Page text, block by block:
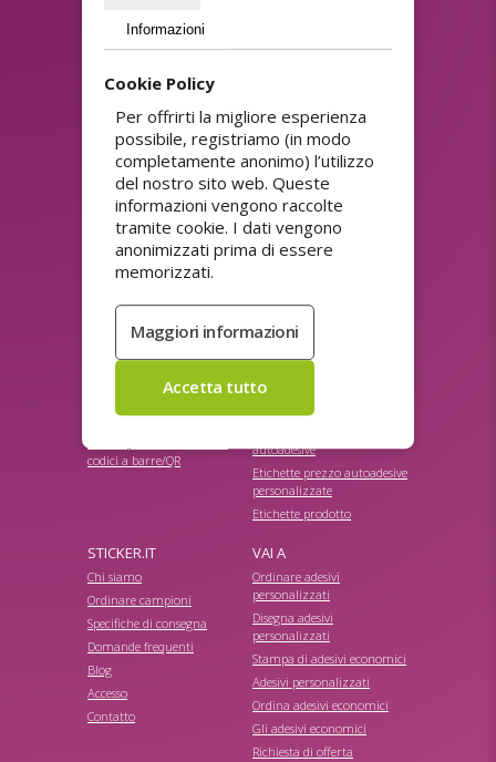
ASSORTIMENTO
Adesivi colla forte
Adesivi con codici QR
Adesivi di carta
personalizzati
Adesivi di sconto
personalizzati economici
Adesivi di sicurezza
Adesivi Doming (rilievo 3D)
Adesivi elettrostatici
Adesivi HACCP
alta aderenza
codici a barre/QR
Adesivi personalizzati di
punti fedeltà
Adesivi personalizzati
riutilizzabili
Adesivi personalizzati
ultradistruttibili
Adesivi promozionali
personalizzati
Etichette autoadesive per
autoadesive
Etichette prezzo autoadesive
personalizzate
Etichette prodotto
STICKER.IT
Chi siamo
Ordinare campioni
Specifiche di consegna
Domande frequenti
Blog
Accesso
Contatto
VAI A
Ordinare adesivi
personalizzati
Disegna adesivi
personalizzati
Stampa di adesivi economici
Adesivi personalizzati
Ordina adesivi economici
Gli adesivi economici
Richiesta di offerta
Informazioni
Cookie Policy
Per offrirti la migliore esperienza
possibile, registriamo (in modo
completamente anonimo) l’utilizzo
del nostro sito web. Queste
informazioni vengono raccolte
tramite cookie. I dati vengono
anonimizzati prima di essere
memorizzati.